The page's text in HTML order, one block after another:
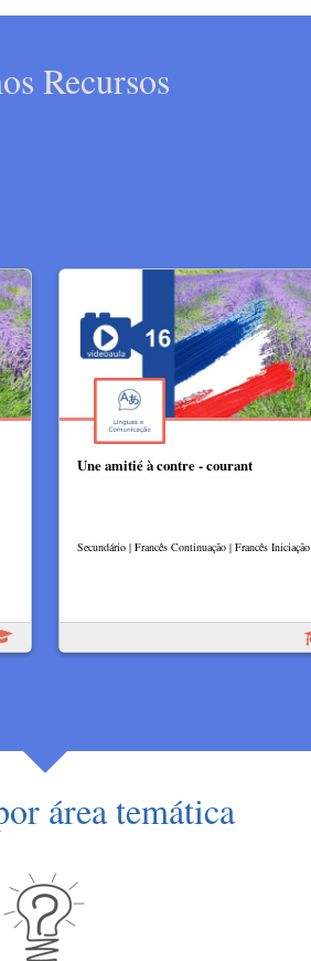
Recursos
​Une amitié à contre - courant
Secundário | Francês Continuação | Francês Iniciação
área temática